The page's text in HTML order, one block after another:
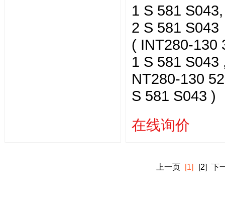
1 S 581
2 S 581 S043
( INT280-130
1 S 581 S043
NT280-130 52
S 581 S043 )
在线询价
上一页 [1] [2] 下